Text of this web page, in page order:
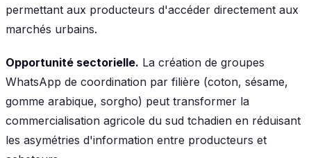
permettant aux producteurs d'accéder directement aux
marchés urbains.
Opportunité sectorielle. La création de groupes
WhatsApp de coordination par filière (coton, sésame,
gomme arabique, sorgho) peut transformer la
commercialisation agricole du sud tchadien en réduisant
les asymétries d'information entre producteurs et